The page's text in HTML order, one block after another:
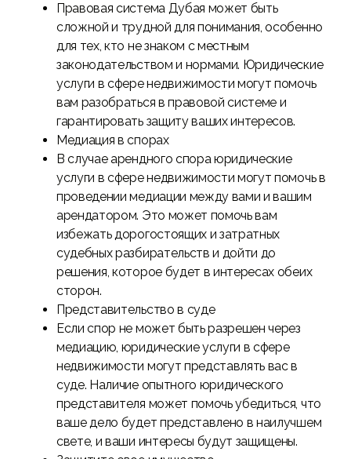
Правовая система Дубая может быть
сложной и трудной для понимания, особенно
для тех, кто не знаком с местным
законодательством и нормами. Юридические
услуги в сфере недвижимости могут помочь
вам разобраться в правовой системе и
гарантировать защиту ваших интересов.
Медиация в спорах
В случае арендного спора юридические
услуги в сфере недвижимости могут помочь в
проведении медиации между вами и вашим
арендатором. Это может помочь вам
избежать дорогостоящих и затратных
судебных разбирательств и дойти до
решения, которое будет в интересах обеих
сторон.
Представительство в суде
Если спор не может быть разрешен через
медиацию, юридические услуги в сфере
недвижимости могут представлять вас в
суде. Наличие опытного юридического
представителя может помочь убедиться, что
ваше дело будет представлено в наилучшем
свете, и ваши интересы будут защищены.